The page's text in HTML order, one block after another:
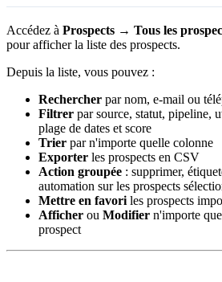
Accédez à Prospects → Tous les
pour afficher la liste des prospects.
Depuis la liste, vous pouvez :
Rechercher par nom, e-mail ou
Filtrer par source, statut, pipeline,
plage de dates et score
Trier par n'importe quelle colonne
Exporter les prospects en CSV
Action groupée : supprimer,
automation sur les prospects
Mettre en favori les prospects
Afficher ou Modifier n'importe
prospect